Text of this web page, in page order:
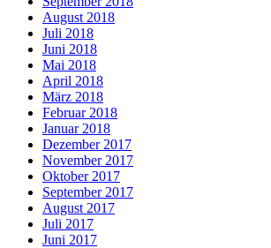
August 2018
Juli 2018
Juni 2018
Mai 2018
April 2018
März 2018
Februar 2018
Januar 2018
Dezember 2017
November 2017
Oktober 2017
September 2017
August 2017
Juli 2017
Juni 2017